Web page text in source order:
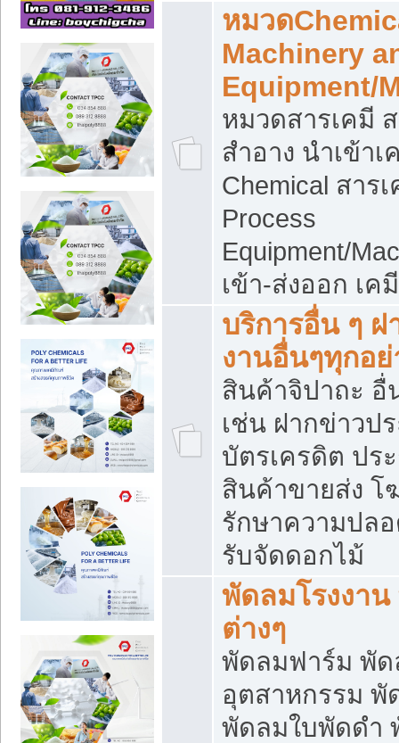
หมวด
Machinery
Equipment/
หมวดสารเคมี
สำอาง นำเข้
Chemical สาร
Process
Equipment/
เข้า-ส่งออก เ
บริการอื่น ๆ
งานอื่นๆทุกอ
สินค้าจิปาถะ อื่
เช่น ฝากข่าวป
บัตรเครดิต ปร
สินค้าขายส่ง
รักษาความปล
รับจัดดอกไม้
พัดลมโรงงา
ต่างๆ
พัดลมฟาร์ม พัด
อุตสาหกรรม
พัดลมใบพัดดำ